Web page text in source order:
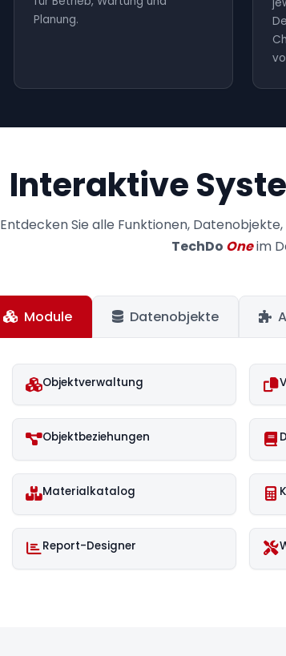
Planung.
Interaktive
Entdecken Sie alle Funktionen,
TechDo Oneim
Module Datenobjekte
Objektverwaltung
Objektbeziehungen
Materialkatalog
Report-Designer